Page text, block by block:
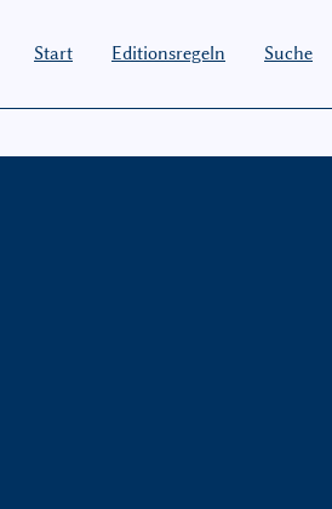
Start Editionsregeln Suche